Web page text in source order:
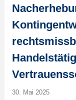
30. Mai 2025